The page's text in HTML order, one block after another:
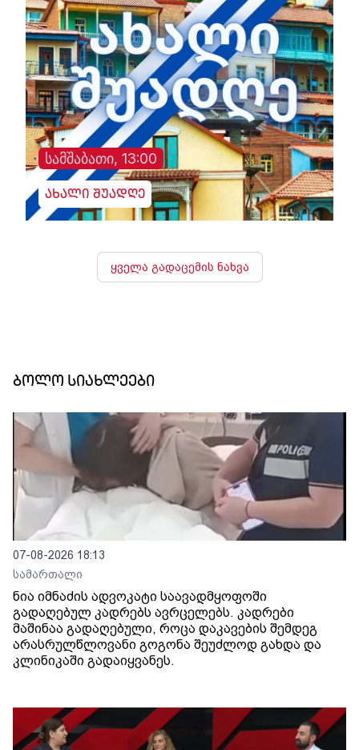
სამშაბათი, 13:00
ახალი შუადღე
ყველა გადაცემის ნახვა
ბოლო სიახლეები
07-08-2026 18:13
სამართალი
ნია იმნაძის ადვოკატი საავადმყოფოში
გადაღებულ კადრებს ავრცელებს. კადრები
მაშინაა გადაღებული, როცა დაკავების შემდეგ
არასრულწლოვანი გოგონა შეუძლოდ გახდა და
კლინიკაში გადაიყვანეს.